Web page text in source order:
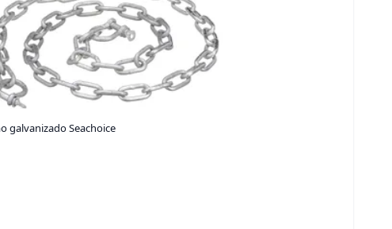
galvanizado Seachoice